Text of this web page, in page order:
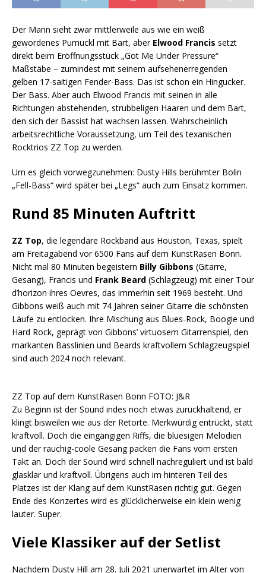
Der Mann sieht zwar mittlerweile aus wie ein weiß
gewordenes Pumuckl mit Bart, aber Elwood Francis setzt
direkt beim Eröffnungsstück „Got Me Under Pressure“
Maßstäbe – zumindest mit seinem aufsehenerregenden
gelben 17-saitigen Fender-Bass. Das ist schon ein Hingucker.
Der Bass. Aber auch Elwood Francis mit seinen in alle
Richtungen abstehenden, strubbeligen Haaren und dem Bart,
den sich der Bassist hat wachsen lassen. Wahrscheinlich
arbeitsrechtliche Voraussetzung, um Teil des texanischen
Rocktrios ZZ Top zu werden.
Um es gleich vorwegzunehmen: Dusty Hills berühmter Bolin
„Fell-Bass“ wird später bei „Legs“ auch zum Einsatz kommen.
Rund 85 Minuten Auftritt
ZZ Top, die legendäre Rockband aus Houston, Texas, spielt
am Freitagabend vor 6500 Fans auf dem KunstRasen Bonn.
Nicht mal 80 Minuten begeistern Billy Gibbons (Gitarre,
Gesang), Francis und Frank Beard (Schlagzeug) mit einer Tour
d’horizon ihres Oevres, das immerhin seit 1969 besteht. Und
Gibbons weiß auch mit 74 Jahren seiner Gitarre die schönsten
Läufe zu entlocken. Ihre Mischung aus Blues-Rock, Boogie und
Hard Rock, geprägt von Gibbons’ virtuosem Gitarrenspiel, den
markanten Basslinien und Beards kraftvollem Schlagzeugspiel
sind auch 2024 noch relevant.
ZZ Top auf dem KunstRasen Bonn FOTO: J&R
Zu Beginn ist der Sound indes noch etwas zurückhaltend, er
klingt bisweilen wie aus der Retorte. Merkwürdig entrückt, statt
kraftvoll. Doch die eingängigen Riffs, die bluesigen Melodien
und der rauchig-coole Gesang packen die Fans vom ersten
Takt an. Doch der Sound wird schnell nachreguliert und ist bald
glasklar und kraftvoll. Übrigens auch im hinteren Teil des
Platzes ist der Klang auf dem KunstRasen richtig gut. Gegen
Ende des Konzertes wird es glücklicherweise ein klein wenig
lauter. Super.
Viele Klassiker auf der Setlist
Nachdem Dusty Hill am 28. Juli 2021 unerwartet im Alter von